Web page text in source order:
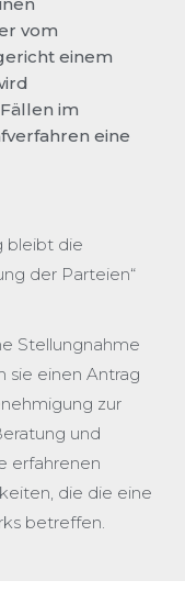
vom
einem
im
eine
bleibt die
der Parteien“
Stellungnahme
sie einen Antrag
zur
und
erfahrenen
die die eine
betreffen.